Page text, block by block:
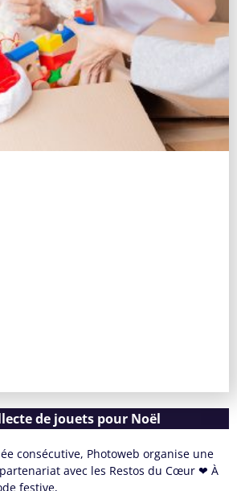
de jouets pour Noël
consécutive, Photoweb organise une
avec les Restos du Cœur ❤ À
festive,